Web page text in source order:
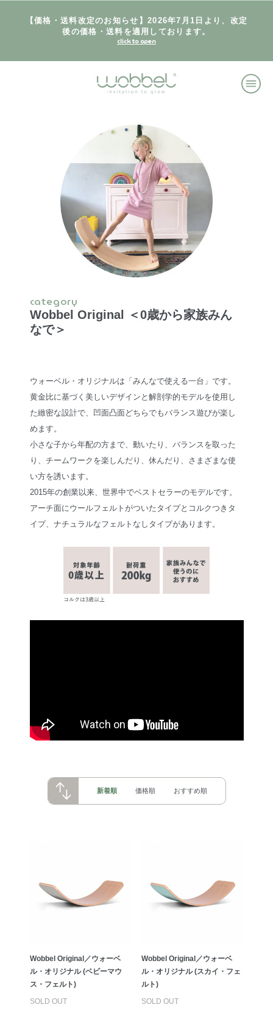
【価格・送料改定のお知らせ】2026年7月1日より、改定
後の価格・送料を適用しております。
category
Wobbel Original ＜0歳から家族みん
なで＞
ウォーベル・オリジナルは「みんなで使える一台」です。
黄金比に基づく美しいデザインと解剖学的モデルを使用し
た緻密な設計で、凹面凸面どちらでもバランス遊びが楽し
めます。
小さな子から年配の方まで、動いたり、バランスを取った
り、チームワークを楽しんだり、休んだり、さまざまな使
い方を誘います。
2015年の創業以来、世界中でベストセラーのモデルです。
アーチ面にウールフェルトがついたタイプとコルクつきタ
イプ、ナチュラルなフェルトなしタイプがあります。
新着順 価格順 おすすめ順
Wobbel Original／ウォーベ
ル・オリジナル (ベビーマウ
ス・フェルト)
SOLD OUT
Wobbel Original／ウォーベ
ル・オリジナル (スカイ・フェ
ルト)
SOLD OUT